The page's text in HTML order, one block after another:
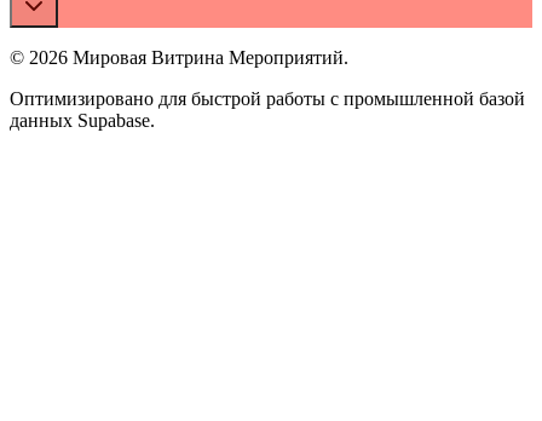
© 2026 Мировая Витрина Мероприятий.
Оптимизировано для быстрой работы с промышленной базой
данных Supabase.